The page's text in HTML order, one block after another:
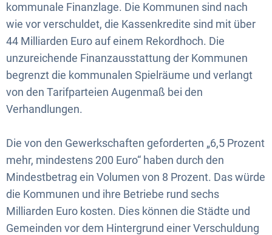
kommunale Finanzlage. Die Kommunen sind nach
wie vor verschuldet, die Kassenkredite sind mit über
44 Milliarden Euro auf einem Rekordhoch. Die
unzureichende Finanzausstattung der Kommunen
begrenzt die kommunalen Spielräume und verlangt
von den Tarifparteien Augenmaß bei den
Verhandlungen.
Die von den Gewerkschaften geforderten „6,5 Prozent
mehr, mindestens 200 Euro“ haben durch den
Mindestbetrag ein Volumen von 8 Prozent. Das würde
die Kommunen und ihre Betriebe rund sechs
Milliarden Euro kosten. Dies können die Städte und
Gemeinden vor dem Hintergrund einer Verschuldung